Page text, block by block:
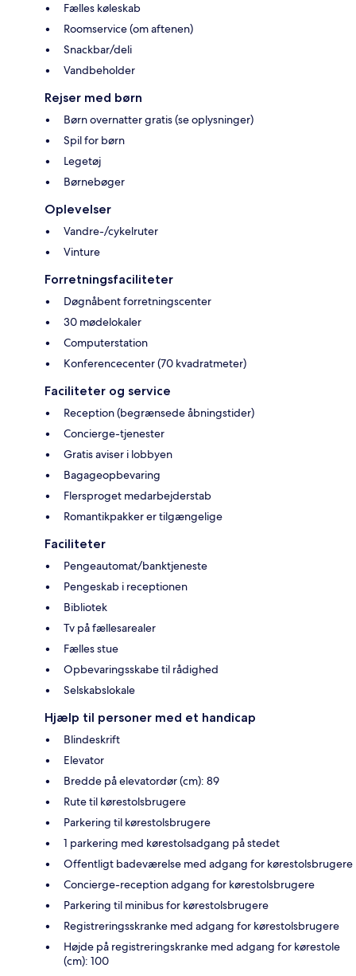
Fælles køleskab
Roomservice (om aftenen)
Snackbar/deli
Vandbeholder
Rejser med børn
Børn overnatter gratis (se oplysninger)
Spil for børn
Legetøj
Børnebøger
Oplevelser
Vandre-/cykelruter
Vinture
Forretningsfaciliteter
Døgnåbent forretningscenter
30 mødelokaler
Computerstation
Konferencecenter (70 kvadratmeter)
Faciliteter og service
Reception (begrænsede åbningstider)
Concierge-tjenester
Gratis aviser i lobbyen
Bagageopbevaring
Flersproget medarbejderstab
Romantikpakker er tilgængelige
Faciliteter
Pengeautomat/banktjeneste
Pengeskab i receptionen
Bibliotek
Tv på fællesarealer
Fælles stue
Opbevaringsskabe til rådighed
Selskabslokale
Hjælp til personer med et handicap
Blindeskrift
Elevator
Bredde på elevatordør (cm): 89
Rute til kørestolsbrugere
Parkering til kørestolsbrugere
1 parkering med kørestolsadgang på stedet
Offentligt badeværelse med adgang for kørestolsbrugere
Concierge-reception adgang for kørestolsbrugere
Parkering til minibus for kørestolsbrugere
Registreringsskranke med adgang for kørestolsbrugere
Højde på registreringskranke med adgang for kørestole
(cm): 100